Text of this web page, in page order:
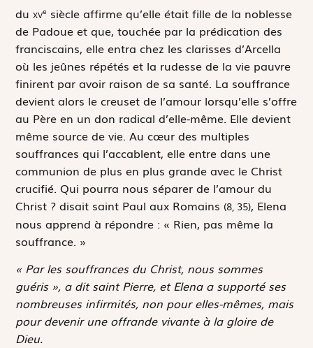
duxve siècle affirme qu’elle était fille de la noblesse
de Padoue et que, touchée par la prédication des
franciscains, elle entra chez les clarisses d’Arcella
où les jeûnes répétés et la rudesse de la vie pauvre
finirent par avoir raison de sa santé. La souffrance
devient alors le creuset de l’amour lorsqu’elle s’offre
au Père en un don radical d’elle-même. Elle devient
même source de vie. Au cœur des multiples
souffrances qui l’accablent, elle entre dans une
communion de plus en plus grande avec le Christ
crucifié.Qui pourra nous séparer de l’amour du
Christ ? disait saint Paul aux Romains (8, 35), Elena
nous apprend à répondre : « Rien, pas même la
souffrance. »
« Par les souffrances du Christ, nous sommes
guéris », a dit saint Pierre, et Elena a supporté ses
nombreuses infirmités, non pour elles-mêmes, mais
pour devenir une offrande vivante à la gloire de
Dieu.